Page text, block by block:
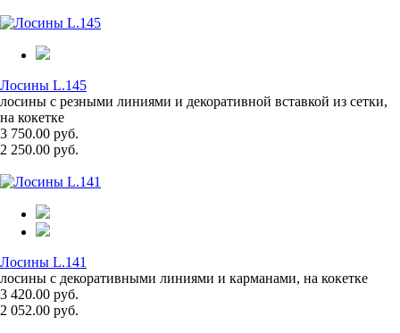
Лосины L.145
лосины с резными линиями и декоративной вставкой из сетки,
на кокетке
3 750.00 руб.
2 250.00 руб.
Лосины L.141
лосины с декоративными линиями и карманами, на кокетке
3 420.00 руб.
2 052.00 руб.